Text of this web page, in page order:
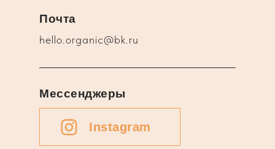
hello.organic@bk.ru
Почта
Instagram
Мессенджеры